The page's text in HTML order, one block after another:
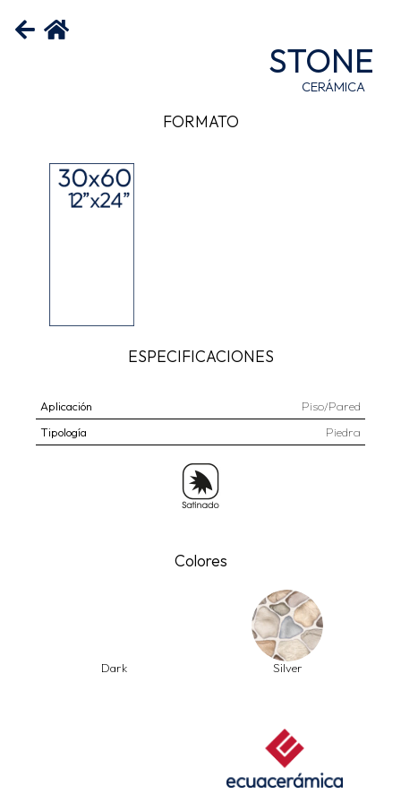
STONE
CERÁMICA
FORMATO
ESPECIFICACIONES
Aplicación
Piso/Pared
Tipología
Piedra
Colores
Dark Silver